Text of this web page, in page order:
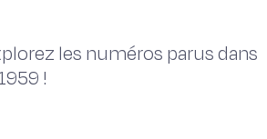
les numéros parus dans
!